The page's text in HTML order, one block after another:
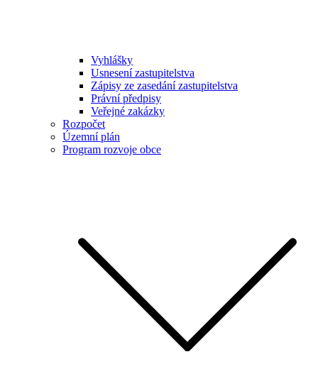
Vyhlášky
Usnesení zastupitelstva
Zápisy ze zasedání zastupitelstva
Právní předpisy
Veřejné zakázky
Rozpočet
Územní plán
Program rozvoje obce